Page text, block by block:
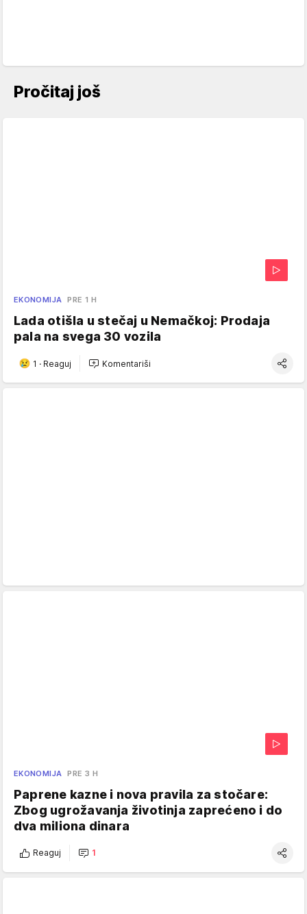
Pročitaj još
EKONOMIJA PRE 1 H
Lada otišla u stečaj u Nemačkoj: Prodaja
pala na svega 30 vozila
1 · Reaguj Komentariši
EKONOMIJA PRE 3 H
Paprene kazne i nova pravila za stočare:
Zbog ugrožavanja životinja zaprećeno i do
dva miliona dinara
Reaguj 1